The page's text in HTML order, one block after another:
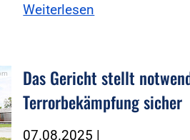
Weiterlesen
Das Gericht stellt
Terrorbekämpfung sicher
07.08.2025 |